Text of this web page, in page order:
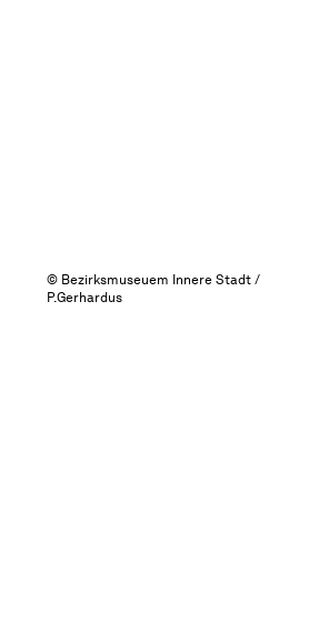
© Bezirksmuseuem Innere Stadt /
P.Gerhardus